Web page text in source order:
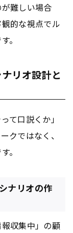
難しい場合
的な視点でル
。
リオ設計と
て口説くか」
クではなく、
。
ナリオの作
収集中」の顧